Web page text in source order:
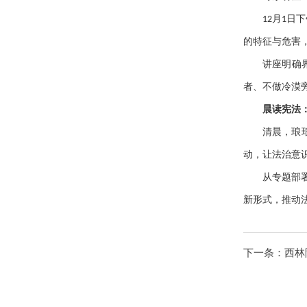
12月 1 日
的特征与危害
讲座明确
者、不做冷漠
晨读宪法
清晨，琅
动，让法治意
从专题部
新形式，推动
下一条： 西林